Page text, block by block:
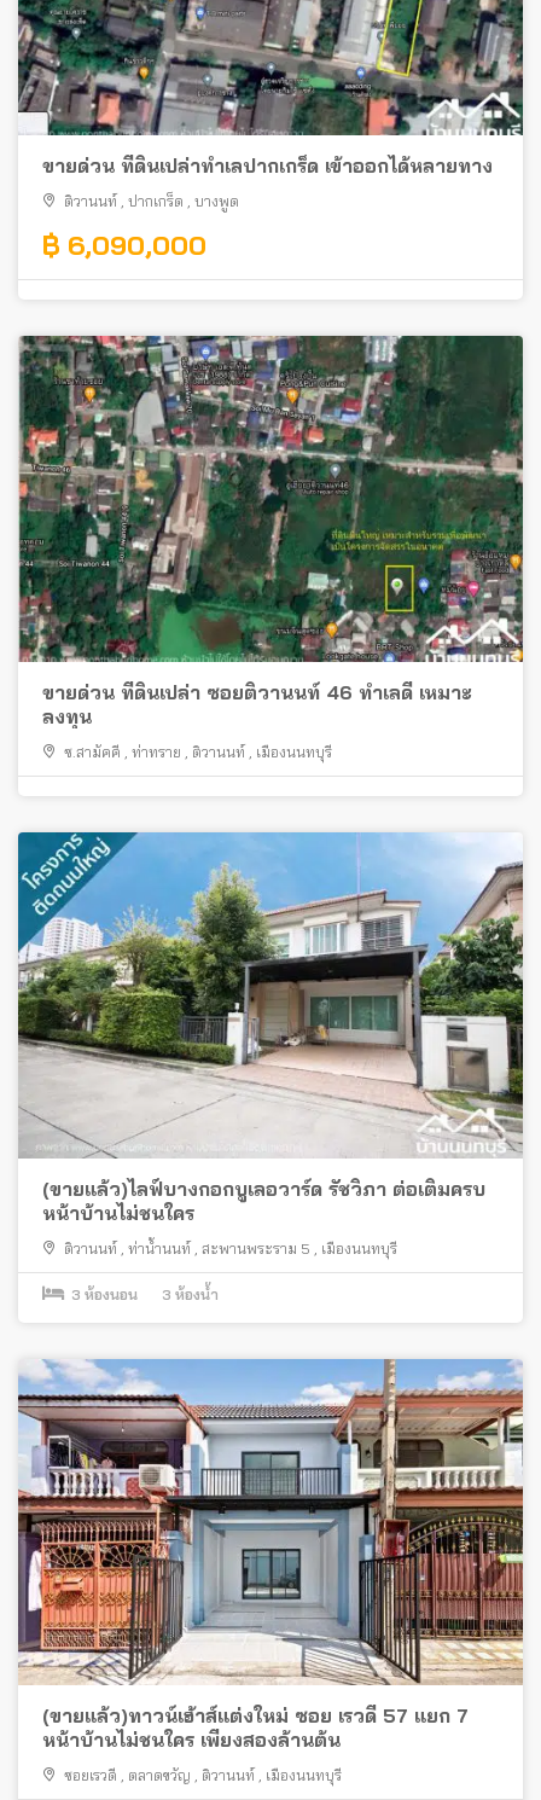
ขายด่วน ที่ดินเปล่าทำเลปากเกร็ด เข้าออกได้หลายทาง
ติวานนท์ , ปากเกร็ด , บางพูด
฿ 6,090,000
ขายด่วน ที่ดินเปล่า ซอยติวานนท์ 46 ทำเลดี เหมาะ
ลงทุน
ซ.สามัคคี , ท่าทราย , ติวานนท์ , เมืองนนทบุรี
(ขายแล้ว)ไลฟ์บางกอกบูเลอวาร์ด รัชวิภา ต่อเติมครบ
หน้าบ้านไม่ชนใคร
ติวานนท์ , ท่าน้ำนนท์ , สะพานพระราม 5 , เมืองนนทบุรี
3 ห้องนอน 3 ห้องน้ำ
(ขายแล้ว)ทาวน์เฮ้าส์แต่งใหม่ ซอย เรวดี 57 แยก 7
หน้าบ้านไม่ชนใคร เพียงสองล้านต้น
ซอยเรวดี , ตลาดขวัญ , ติวานนท์ , เมืองนนทบุรี